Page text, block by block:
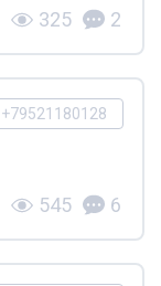
325 2
+79521180128
545 6